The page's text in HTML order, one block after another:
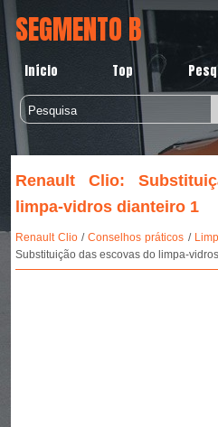
SEGMENTO B
Início Top
Renault Clio:
limpa-vidros dianteiro 1
Renault Clio/Conselhos práticos /
Substituição das escovas do limpa-